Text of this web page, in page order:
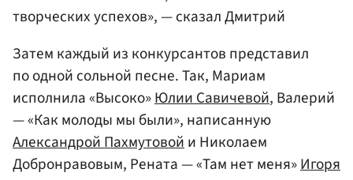
творческих успехов», — сказал Дмитрий
Затем каждый из конкурсантов представил
по одной сольной песне. Так, Мариам
исполнила «Высоко»Юлии Савичевой, Валерий
— «Как молоды мы были», написанную
Александрой Пахмутовойи Николаем
Добронравовым, Рената — «Там нет меня»Игоря